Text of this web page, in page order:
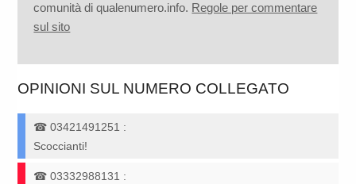
comunità di qualenumero.info. Regole per commentare
sul sito
OPINIONI SUL NUMERO COLLEGATO
☎03421491251 :
Scoccianti!
☎03332988131 :